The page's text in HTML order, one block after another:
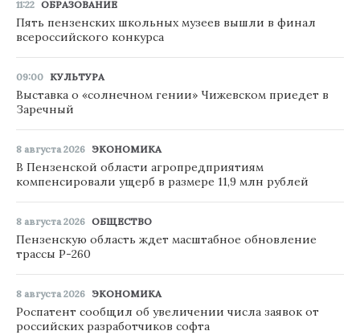
11:22 ОБРАЗОВАНИЕ
Пять пензенских школьных музеев вышли в финал
всероссийского конкурса
09:00 КУЛЬТУРА
Выставка о «солнечном гении» Чижевском приедет в
Заречный
8 августа 2026 ЭКОНОМИКА
В Пензенской области агропредприятиям
компенсировали ущерб в размере 11,9 млн рублей
8 августа 2026 ОБЩЕСТВО
Пензенскую область ждет масштабное обновление
трассы Р-260
8 августа 2026 ЭКОНОМИКА
Роспатент сообщил об увеличении числа заявок от
российских разработчиков софта